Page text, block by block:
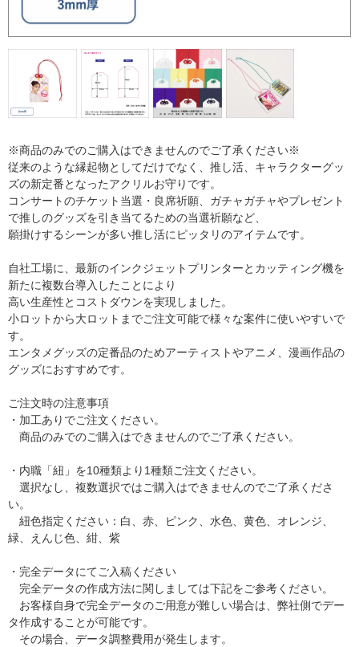
※商品のみでのご購入はできませんのでご了承ください※
従来のような縁起物としてだけでなく、推し活、キャラクターグッ
ズの新定番となったアクリルお守りです。
コンサートのチケット当選・良席祈願、ガチャガチャやプレゼント
で推しのグッズを引き当てるための当選祈願など、
願掛けするシーンが多い推し活にピッタリのアイテムです。
自社工場に、最新のインクジェットプリンターとカッティング機を
新たに複数台導入したことにより
高い生産性とコストダウンを実現しました。
小ロットから大ロットまでご注文可能で様々な案件に使いやすいで
す。
エンタメグッズの定番品のためアーティストやアニメ、漫画作品の
グッズにおすすめです。
ご注文時の注意事項
・加工ありでご注文ください。
商品のみでのご購入はできませんのでご了承ください。
・内職「紐」を10種類より1種類ご注文ください。
選択なし、複数選択ではご購入はできませんのでご了承くださ
い。
紐色指定ください：白、赤、ピンク、水色、黄色、オレンジ、
緑、えんじ色、紺、紫
・完全データにてご入稿ください
完全データの作成方法に関しましては下記をご参考ください。
お客様自身で完全データのご用意が難しい場合は、弊社側でデー
タ作成することが可能です。
その場合、データ調整費用が発生します。